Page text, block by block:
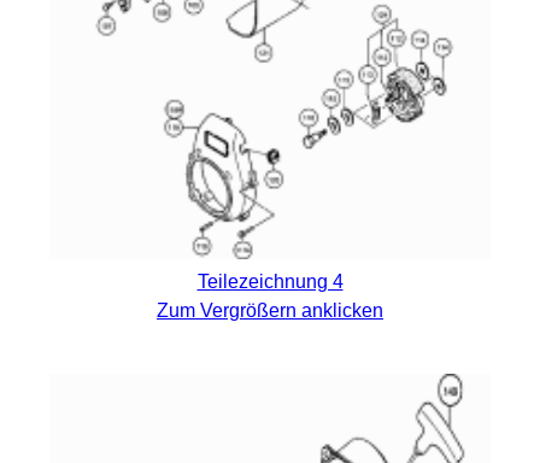
Teilezeichnung 4
Zum Vergrößern anklicken